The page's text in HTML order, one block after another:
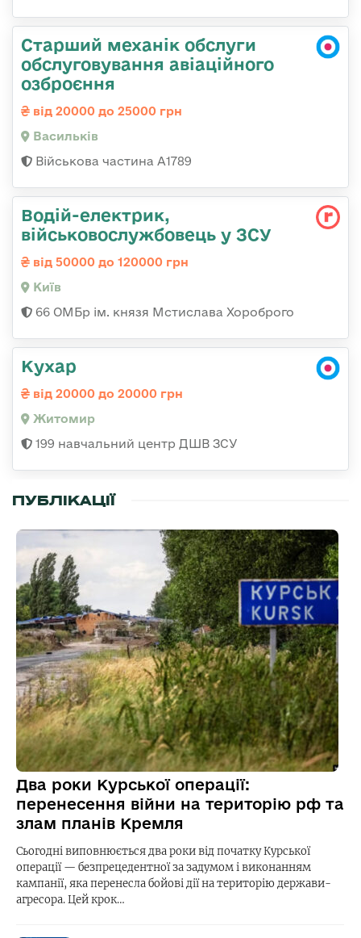
Старший механік обслуги
обслуговування авіаційного
озброєння
від 20000 до 25000 грн
Васильків
Військова частина А1789
Водій-електрик,
військовослужбовець у ЗСУ
від 50000 до 120000 грн
Київ
66 ОМБр ім. князя Мстислава Хороброго
Кухар
від 20000 до 20000 грн
Житомир
199 навчальний центр ДШВ ЗСУ
ПУБЛІКАЦІЇ
Два роки Курської операції:
перенесення війни на територію рф та
злам планів Кремля
Сьогодні виповнюється два роки від початку Курської
операції — безпрецедентної за задумом і виконанням
кампанії, яка перенесла бойові дії на територію держави-
агресора. Цей крок…